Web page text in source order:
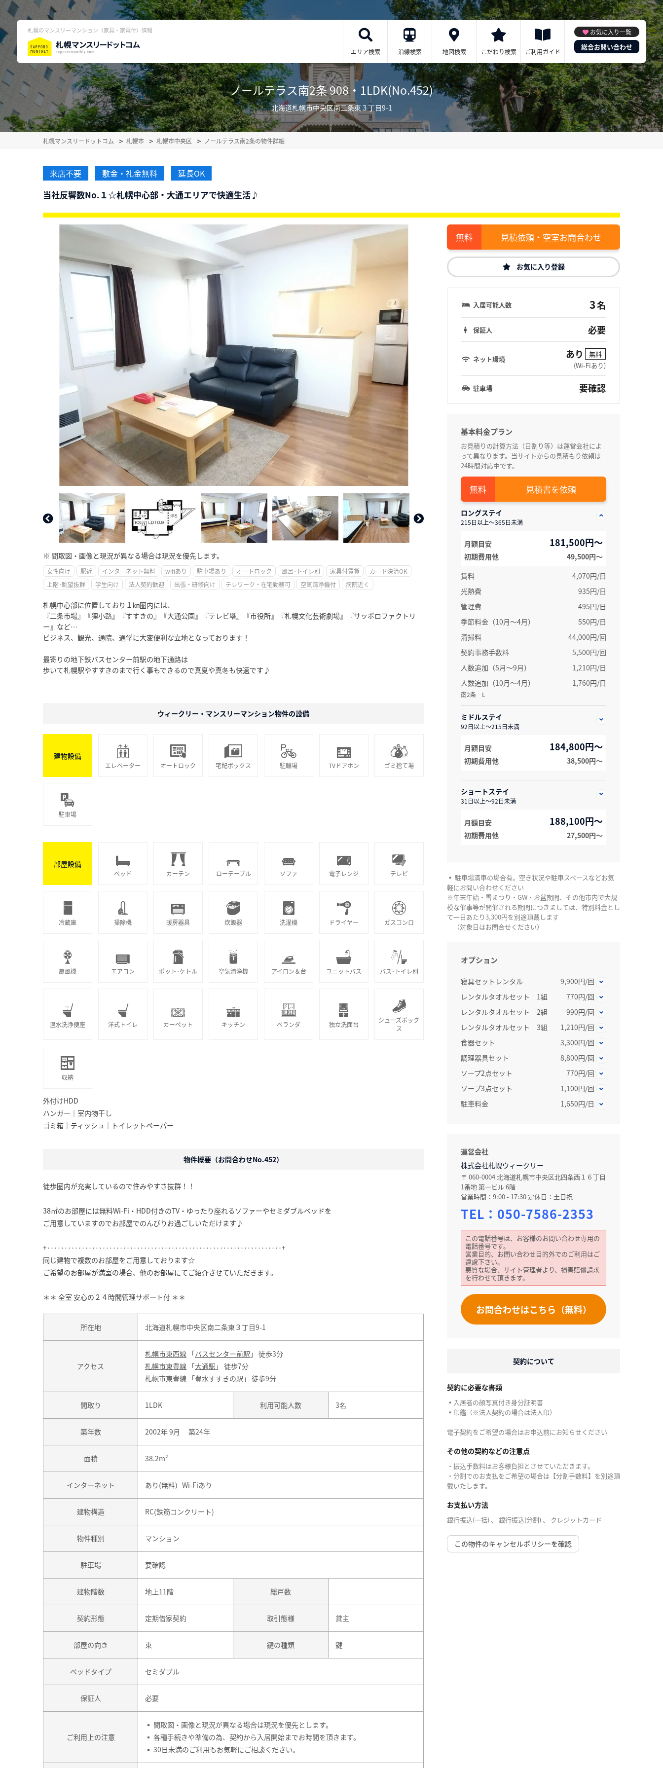
札幌のマンスリーマンション（家具・家電付）情報
エリア検索 沿線検索 地図検索 こだわり検索 ご利用ガイド
お気に入り一覧
総合お問い合わせ
ノールテラス南2条 908・1LDK(No.452)
北海道札幌市中央区南二条東３丁目9-1
札幌マンスリードットコム 札幌市 札幌市中央区 ノールテラス南2条の物件詳細
来店不要 敷金・礼金無料 延長OK
当社反響数No.１☆札幌中心部・大通エリアで快適生活♪
※ 間取図・画像と現況が異なる場合は現況を優先します。
女性向け 駅近 インターネット無料 wifiあり 駐車場あり オートロック 風呂･トイレ別 家具付賃貸
カード決済OK
上階･眺望抜群
学生向け 法人契約歓迎 出張・研修向け テレワーク・在宅勤務可 空気清浄機付 病院近く
札幌中心部に位置しており１㎞圏内には、
『二条市場』『狸小路』『すすきの』『大通公園』『テレビ塔』『市役所』『札幌文化芸術劇場』『サッポロファクトリ
ー』など…
ビジネス、観光、通院、通学に大変便利な立地となっております！
最寄りの地下鉄バスセンター前駅の地下通路は
歩いて札幌駅やすすきのまで行く事もできるので真夏や真冬も快適です♪
見積依頼・空室お問合わせ
お気に入り登録
入居可能人数 3名
保証人 必要
ネット環境 あり
無料
(Wi-Fiあり)
駐車場 要確認
基本料金プラン
お見積りの計算方法（日割り等）は運営会社によ
って異なります。当サイトからの見積もり依頼は
24時間対応中です。
見積書を依頼
ロングステイ
215日以上～365日未満
月額目安 181,500円～
初期費用他
49,500円〜
賃料
4,070円/日
光熱費
935円/日
管理費
495円/日
季節料金（10月～4月）
550円/日
清掃料
44,000円/回
契約事務手数料
5,500円/回
人数追加（5月～9月）
1,210円/日
人数追加（10月～4月）
1,760円/日
南2条 L
ミドルステイ
92日以上～215日未満
月額目安 184,800円～
初期費用他 38,500円〜
ショートステイ
31日以上～92日未満
月額目安 188,100円～
初期費用他 27,500円〜
▪ 駐車場満車の場合有。空き状況や駐車スペースなどお気
軽にお問い合わせください
※年末年始・雪まつり・GW・お盆期間、その他市内で大規
模な催事等が開催される期間につきましては、特別料金とし
て一日あたり3,300円を別途頂戴します
（対象日はお問合せください）
オプション
寝具セットレンタル
9,900円/回
レンタルタオルセット 1組
770円/回
レンタルタオルセット 2組
990円/回
レンタルタオルセット 3組
1,210円/回
食器セット
3,300円/回
調理器具セット
8,800円/回
ソープ2点セット
770円/回
ソープ3点セット
1,100円/回
駐車料金
1,650円/日
運営会社
株式会社札幌ウィークリー
〒 060-0004 北海道札幌市中央区北四条西１６丁目
1番地 第一ビル 6階
営業時間：9:00 - 17:30 定休日：土日祝
TEL： 050-7586-2353
この電話番号は、お客様のお問い合わせ専用の
電話番号です。
営業目的、お問い合わせ目的外でのご利用はご
遠慮下さい。
悪質な場合、サイト管理者より、損害賠償請求
を行わせて頂きます。
お問合わせはこちら（無料）
契約について
契約に必要な書類
▪入居者の顔写真付き身分証明書
▪印鑑（※法人契約の場合は法人印）
電子契約をご希望の場合はお申込前にお知らせください
その他の契約などの注意点
・振込手数料はお客様負担とさせていただきます。
・分割でのお支払をご希望の場合は【分割手数料】を別途頂
戴いたします。
お支払い方法
銀行振込(一括) 、 銀行振込(分割) 、 クレジットカード
この物件のキャンセルポリシーを確認
ウィークリー・マンスリーマンション物件の設備
建物設備
エレベーター オートロック 宅配ボックス 駐輪場 TVドアホン ゴミ捨て場
駐車場
部屋設備
ベッド カーテン ローテーブル ソファ 電子レンジ テレビ
冷蔵庫 掃除機 暖房器具 炊飯器 洗濯機 ドライヤー ガスコンロ
扇風機 エアコン ポット･ケトル 空気清浄機 アイロン＆台 ユニットバス バス･トイレ別
温水洗浄便座 洋式トイレ カーペット キッチン ベランダ 独立洗面台
シューズボック
ス
収納
外付けHDD
ハンガー｜室内物干し
ゴミ箱｜ティッシュ｜トイレットペーパー
物件概要（お問合わせNo.452）
徒歩圏内が充実しているので住みやすさ抜群！！
38㎡のお部屋には無料Wi-Fi・HDD付きのTV・ゆったり座れるソファーやセミダブルベッドを
ご用意していますのでお部屋でのんびりお過ごしいただけます♪
+‥‥‥‥‥‥‥‥‥‥‥‥‥‥‥‥‥‥‥‥‥‥‥‥‥‥‥‥‥‥‥‥‥‥+
同じ建物で複数のお部屋をご用意しております☆
ご希望のお部屋が満室の場合、他のお部屋にてご紹介させていただきます。
＊＊ 全室 安心の２４時間管理サポート付 ＊＊
所在地 北海道札幌市中央区南二条東３丁目9-1
アクセス
札幌市東西線 「バスセンター前駅 」 徒歩3分
札幌市東豊線 「大通駅 」 徒歩7分
札幌市東豊線 「豊水すすきの駅 」 徒歩9分
間取り 1LDK 利用可能人数 3名
築年数 2002年 9月 築24年
面積 38.2m²
インターネット あり(無料) Wi-Fiあり
建物構造 RC(鉄筋コンクリート)
物件種別 マンション
駐車場 要確認
建物階数 地上11階 総戸数
契約形態 定期借家契約 取引態様 貸主
部屋の向き 東 鍵の種類 鍵
ベッドタイプ セミダブル
保証人 必要
ご利用上の注意
▪ 間取図・画像と現況が異なる場合は現況を優先とします。
▪ 各種手続きや準備の為、契約から入居開始までお時間を頂きます。
▪ 30日未満のご利用もお気軽にご相談ください。